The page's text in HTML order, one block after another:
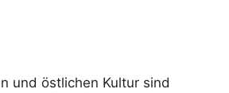
und östlichen Kultur sind